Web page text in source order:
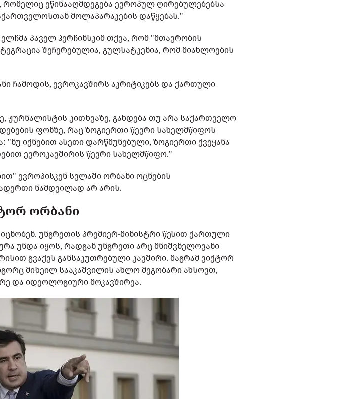
ეწინააღმდეგება ევროპულ ღირებულებებსა
მოლაპარაკების დაწყებას."
პაველ ჰერჩინსკიმ თქვა, რომ "მთავრობის
შეჩერებულია, გულსატკენია, რომ მიახლოების
ჩამოდის, ევროკავშირს აკრიტიკებს და ქართული
ჟურნალისტის კითხვაზე, გახდება თუ არა საქართველო
ფონზე, რაც ზოგიერთი წევრი სახელმწიფოს
"ნუ იქნებით ასეთი დარწმუნებული, ზოგიერთი ქვეყანა
ევროკავშირის წევრი სახელმწიფო."
ევროპისკენ სვლაში ორბანი ოცნების
ნამდვილად არ არის.
ორბანი
უნგრეთის პრემიერ-მინისტრი წესით ქართული
უნდა იყოს, რადგან უნგრეთი არც მნიშვნელოვანი
გვაქვს განსაკუთრებული კავშირი. მაგრამ ვიქტორ
მიხეილ სააკაშვილის ახლო მეგობარი ახსოვთ,
და იდეოლოგიური მოკავშირეა.